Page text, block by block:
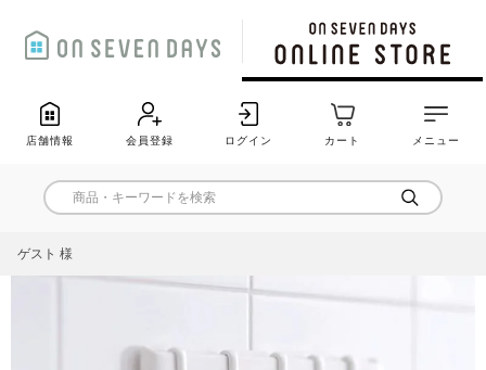
店舗情報 会員登録 ログイン カート メニュー
ゲスト 様